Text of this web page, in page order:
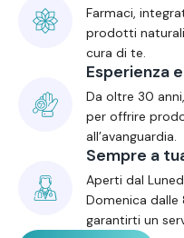
Farmaci,
prodotti
cura di te.
Esperienza
Da oltre 30
per offrire
all’avanguardia.
Sempre a
Aperti dal
Domenica dalle
garantirti un